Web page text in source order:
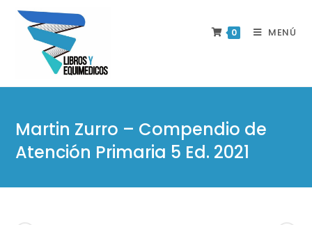
0 MENÚ
Martin Zurro – Compendio de
Atención Primaria 5 Ed. 2021